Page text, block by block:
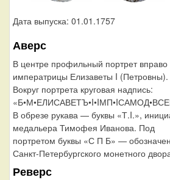
Дата выпуска: 01.01.1757
Аверс
В центре профильный портрет вправо
императрицы Елизаветы I (Петровны).
Вокруг портрета круговая надпись:
В обрезе рукава — буквы «Т.I.»,
медальера Тимофея Иванова. Под
портретом буквы «С П Б» —
Санкт-Петербургского монетного
Реверс